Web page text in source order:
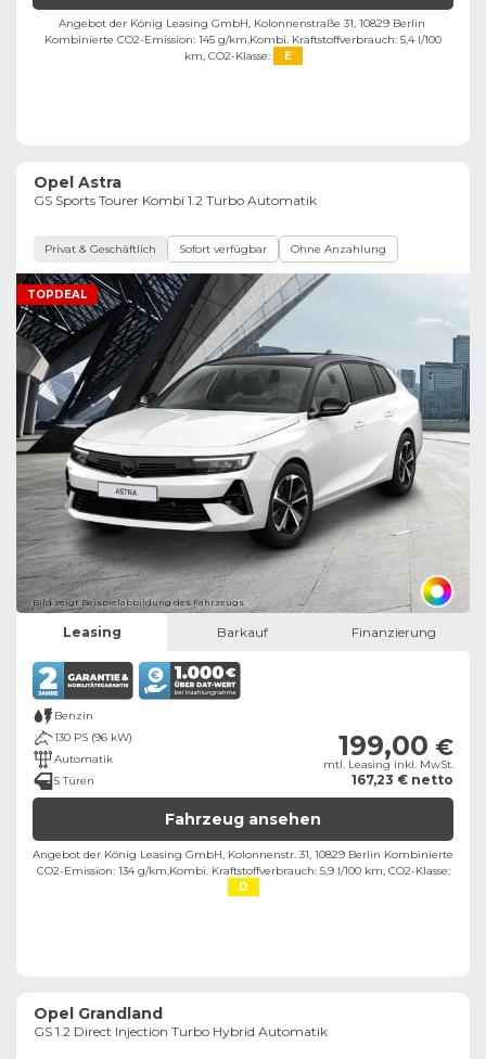
Angebot der König Leasing GmbH, Kolonnenstraße 31, 10829 Berlin ​
Kombinierte CO2-Emission: 145 g/km,Kombi. Kraftstoffverbrauch: 5,4 l/100
km, CO2-Klasse: E
Opel Astra
GS Sports Tourer Kombi 1.2 Turbo Automatik
Privat & Geschäftlich Sofort verfügbar Ohne Anzahlung
TOPDEAL
Bild zeigt Beispielabbildung des Fahrzeugs
Leasing Barkauf Finanzierung
Benzin
130 PS (96 kW)
Automatik
5 Türen
199,00 €
mtl. Leasing inkl. MwSt.
167,23 € netto
Fahrzeug ansehen
Angebot der König Leasing GmbH, Kolonnenstr. 31, 10829 Berlin ​ Kombinierte
CO2-Emission: 134 g/km, Kombi. Kraftstoffverbrauch: 5,9 l/100 km, CO2-Klasse:
D
Opel Grandland
GS 1.2 Direct Injection Turbo Hybrid Automatik